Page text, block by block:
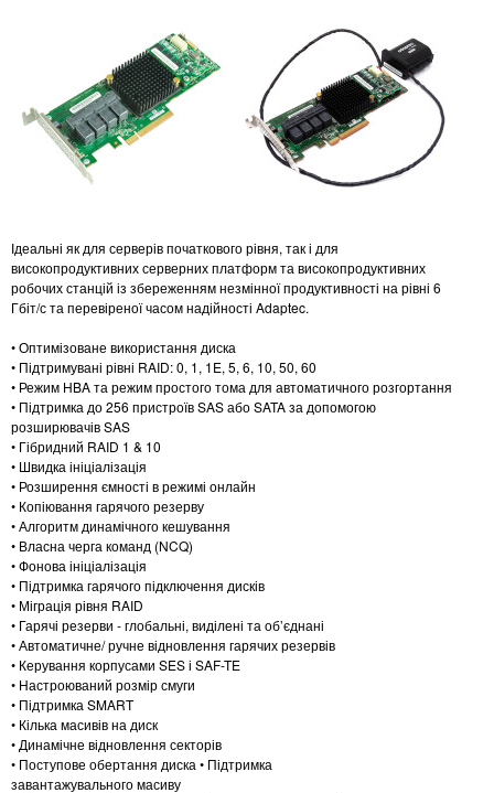
Ідеальні як для серверів початкового рівня, так і для
високопродуктивних серверних платформ та високопродуктивних
робочих станцій із збереженням незмінної продуктивності на рівні 6
Гбіт/с та перевіреної часом надійності Adaptec.
• Оптимізоване використання диска
• Підтримувані рівні RAID: 0, 1, 1E, 5, 6, 10, 50, 60
• Режим HBA та режим простого тома для автоматичного розгортання
• Підтримка до 256 пристроїв SAS або SATA за допомогою
розширювачів SAS
• Гібридний RAID 1 & 10
• Швидка ініціалізація
• Розширення ємності в режимі онлайн
• Копіювання гарячого резерву
• Алгоритм динамічного кешування
• Власна черга команд (NCQ)
• Фонова ініціалізація
• Підтримка гарячого підключення дисків
• Міграція рівня RAID
• Гарячі резерви - глобальні, виділені та об’єднані
• Автоматичне/ ручне відновлення гарячих резервів
• Керування корпусами SES і SAF-TE
• Настроюваний розмір смуги
• Підтримка SMART
• Кілька масивів на диск
• Динамічне відновлення секторів
• Поступове обертання диска • Підтримка
завантажувального масиву